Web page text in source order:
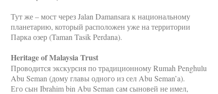
Тут же – мост через Jalan Damansara к национальному
планетарию, который расположен уже на территории
Парка озер (Taman Tasik Perdana).
Heritage of Malaysia Trust
Проводится экскурсия по традиционному Rumah Penghulu
Abu Seman (дому главы одного из сел Abu Seman’a).
Его сын Ibrahim bin Abu Seman сам сыновей не имел,